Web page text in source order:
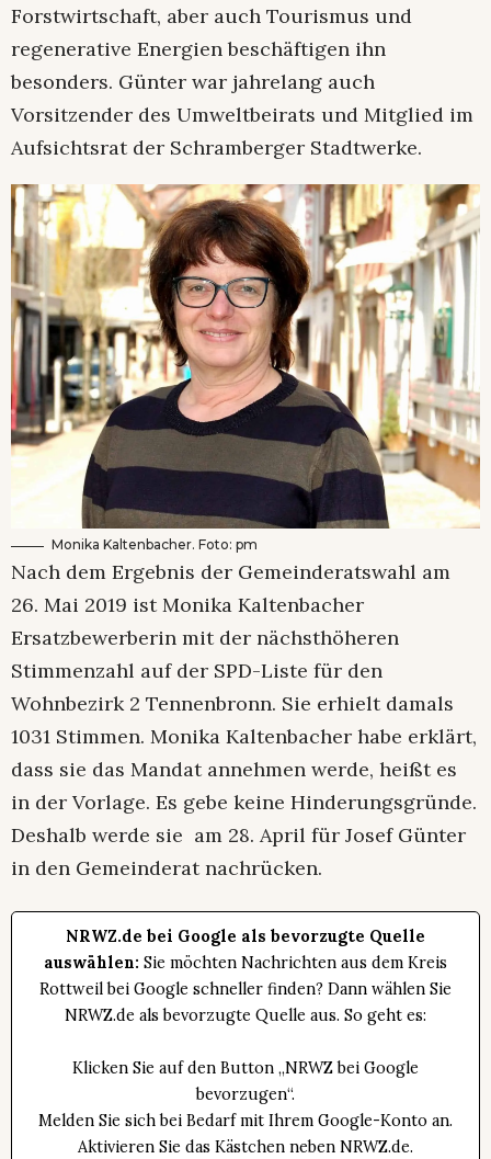
Forstwirtschaft, aber auch Tourismus und
regenerative Energien beschäftigen ihn
besonders. Günter war jahrelang auch
Vorsitzender des Umweltbeirats und Mitglied im
Aufsichtsrat der Schramberger Stadtwerke.
Monika Kaltenbacher. Foto: pm
Nach dem Ergebnis der Gemeinderatswahl am
26. Mai 2019 ist Monika Kaltenbacher
Ersatzbewerberin mit der nächsthöheren
Stimmenzahl auf der SPD-Liste für den
Wohnbezirk 2 Tennenbronn. Sie erhielt damals
1031 Stimmen. Monika Kaltenbacher habe erklärt,
dass sie das Mandat annehmen werde, heißt es
in der Vorlage. Es gebe keine Hinderungsgründe.
Deshalb werde sie am 28. April für Josef Günter
in den Gemeinderat nachrücken.
NRWZ.de bei Google als bevorzugte Quelle
auswählen: Sie möchten Nachrichten aus dem Kreis
Rottweil bei Google schneller finden? Dann wählen Sie
NRWZ.de als bevorzugte Quelle aus. So geht es:
Klicken Sie auf den Button „NRWZ bei Google
bevorzugen“.
Melden Sie sich bei Bedarf mit Ihrem Google-Konto an.
Aktivieren Sie das Kästchen neben NRWZ.de.